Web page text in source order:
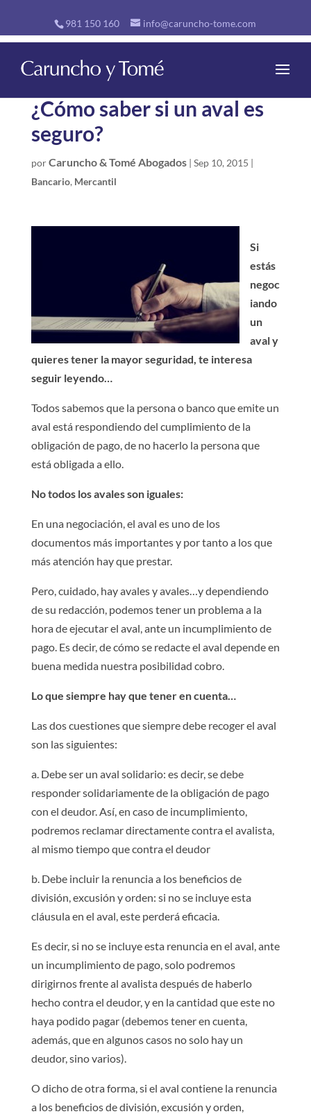
981 150 160 info@caruncho-tome.com
¿Cómo saber si un aval es
seguro?
porCaruncho & Tomé Abogados| Sep 10, 2015 |
Bancario, Mercantil
Si
estás
negoc
iando
un
aval y
quieres tener la mayor seguridad, te interesa
seguir leyendo…
Todos sabemos que la persona o banco que emite un
aval está respondiendo del cumplimiento de la
obligación de pago, de no hacerlo la persona que
está obligada a ello.
No todos los avales son iguales:
En una negociación, el aval es uno de los
documentos más importantes y por tanto a los que
más atención hay que prestar.
Pero, cuidado, hay avales y avales…y dependiendo
de su redacción, podemos tener un problema a la
hora de ejecutar el aval, ante un incumplimiento de
pago. Es decir, de cómo se redacte el aval depende en
buena medida nuestra posibilidad cobro.
Lo que siempre hay que tener en cuenta…
Las dos cuestiones que siempre debe recoger el aval
son las siguientes:
a. Debe ser un aval solidario: es decir, se debe
responder solidariamente de la obligación de pago
con el deudor. Así, en caso de incumplimiento,
podremos reclamar directamente contra el avalista,
al mismo tiempo que contra el deudor
b. Debe incluir la renuncia a los beneficios de
división, excusión y orden: si no se incluye esta
cláusula en el aval, este perderá eficacia.
Es decir, si no se incluye esta renuncia en el aval, ante
un incumplimiento de pago, solo podremos
dirigirnos frente al avalista después de haberlo
hecho contra el deudor, y en la cantidad que este no
haya podido pagar (debemos tener en cuenta,
además, que en algunos casos no solo hay un
deudor, sino varios).
O dicho de otra forma, si el aval contiene la renuncia
a los beneficios de división, excusión y orden,